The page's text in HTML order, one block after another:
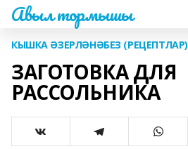
Авыл тормышы
КЫШКА ӘЗЕРЛӘНӘБЕЗ (РЕЦЕПТЛАР)
ЗАГОТОВКА ДЛЯ
РАССОЛЬНИКА